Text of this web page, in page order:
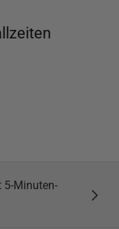
5-Minuten-